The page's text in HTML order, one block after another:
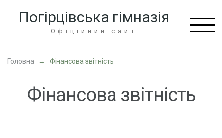
Enter)
Погірцівська гімназія
Офіційний сайт
Головна → Фінансова звітність
Фінансова звітність